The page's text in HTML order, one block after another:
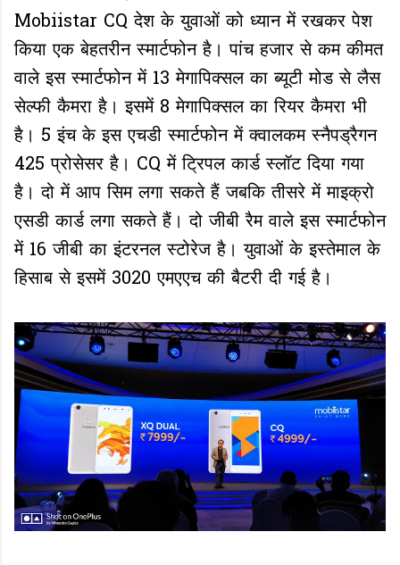
Mobiistar CQ देश के युवाओं को ध्यान में रखकर पेश
किया एक बेहतरीन स्मार्टफोन है। पांच हजार से कम कीमत
वाले इस स्मार्टफोन में 13 मेगापिक्सल का ब्यूटी मोड से लैस
सेल्फी कैमरा है। इसमें 8 मेगापिक्सल का रियर कैमरा भी
है। 5 इंच के इस एचडी स्मार्टफोन में क्वालकम स्नैपड्रैगन
425 प्रोसेसर है। CQ में ट्रिपल कार्ड स्लॉट दिया गया
है। दो में आप सिम लगा सकते हैं जबकि तीसरे में माइक्रो
एसडी कार्ड लगा सकते हैं। दो जीबी रैम वाले इस स्मार्टफोन
में 16 जीबी का इंटरनल स्टोरेज है। युवाओं के इस्तेमाल के
हिसाब से इसमें 3020 एमएएच की बैटरी दी गई है।